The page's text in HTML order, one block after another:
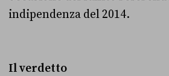
indipendenza del 2014.
Il verdetto